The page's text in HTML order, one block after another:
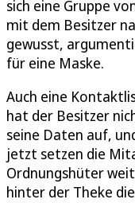
sich eine Gruppe
mit dem Besitzer
gewusst,
für eine Maske.
Auch eine
hat der Besitzer
seine Daten auf,
jetzt setzen die
Ordnungshüter
hinter der Theke